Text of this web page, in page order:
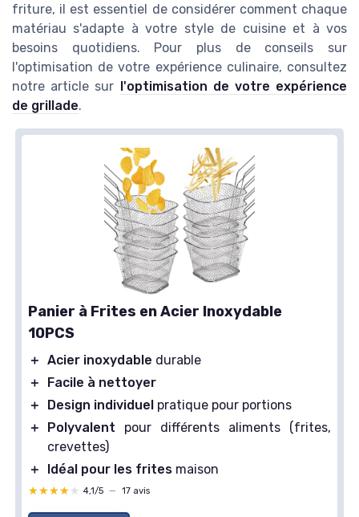
friture, il est essentiel de considérer comment chaque
matériau s'adapte à votre style de cuisine et à vos
besoins quotidiens. Pour plus de conseils sur
l'optimisation de votre expérience culinaire, consultez
notre article sur l'optimisation de votre expérience
de grillade.
Panier à Frites en Acier Inoxydable
10PCS
＋ Acier inoxydable durable
＋
Facile à nettoyer
＋
Design individuel pratique pour portions
＋
Polyvalent pour différents aliments (frites,
crevettes)
＋
Idéal pour les frites maison
★★★★★
★★★★★ 4,1/5 — 17 avis